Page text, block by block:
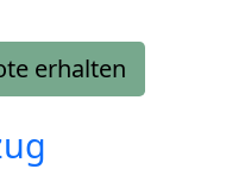
erhalten